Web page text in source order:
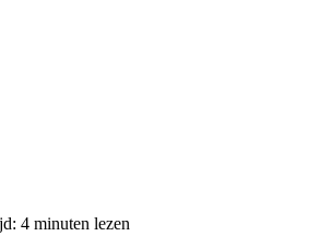
4 minuten lezen